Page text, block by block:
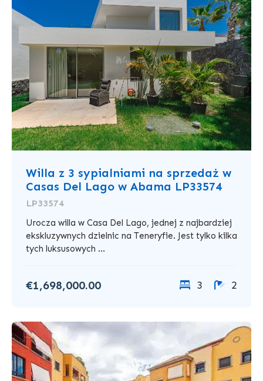
Willa z 3 sypialniami na sprzedaż w
Casas Del Lago w Abama LP33574
LP33574
Urocza willa w Casa Del Lago, jednej z najbardziej
ekskluzywnych dzielnic na Teneryfie. Jest tylko kilka
tych luksusowych ...
€1,698,000.00 3 2